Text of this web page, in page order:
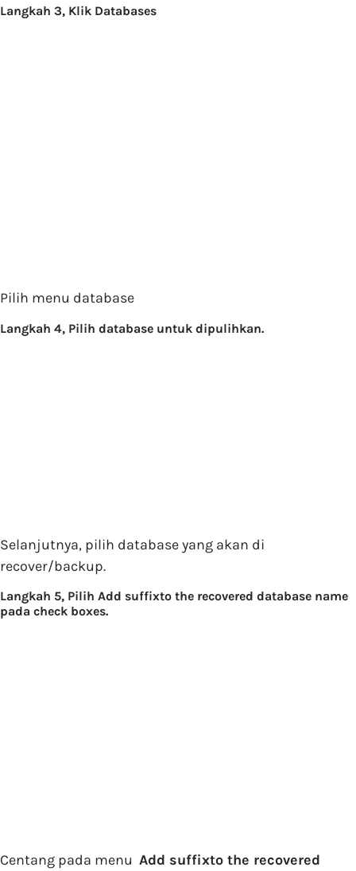
Langkah 3, Klik Databases
Pilih menu database
Langkah 4, Pilih database untuk dipulihkan.
Selanjutnya, pilih database yang akan di
recover/backup.
Langkah 5, Pilih Add suffixto the recovered database name
pada check boxes.
Centang pada menu Add suffixto the recovered